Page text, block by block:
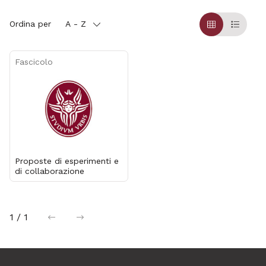
Ordina per A - Z
GrigliaTable
Fascicolo
Proposte di esperimenti e
di collaborazione
1 / 1 precedentesuccessiva